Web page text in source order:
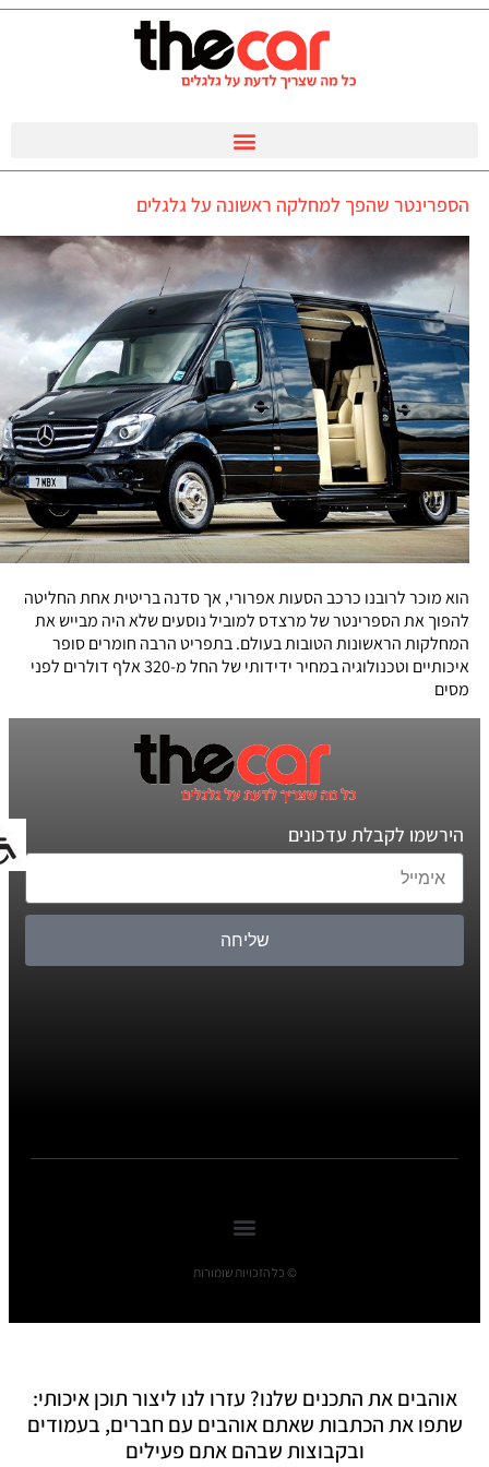
הספרינטר שהפך למחלקה ראשונה על גלגלים
הוא מוכר לרובנו כרכב הסעות אפרורי, אך סדנה בריטית אחת החליטה
להפוך את הספרינטר של מרצדס למוביל נוסעים שלא היה מבייש את
המחלקות הראשונות הטובות בעולם. בתפריט הרבה חומרים סופר
איכותיים וטכנולוגיה במחיר ידידותי של החל מ-320 אלף דולרים לפני
מסים
הירשמו לקבלת עדכונים
שליחה
© כל הזכויות שומורות
אוהבים את התכנים שלנו? עזרו לנו ליצור תוכן איכותי:
שתפו את הכתבות שאתם אוהבים עם חברים, בעמודים
ובקבוצות שבהם אתם פעילים